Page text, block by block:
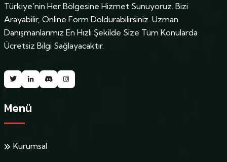
Türkiye'nin Her Bölgesine Hizmet Sunuyoruz. Bizi
Arayabilir, Online Form Doldurabilirsiniz. Uzman
Danışmanlarımız En Hızlı Şekilde Size Tüm Konularda
Ücretsiz Bilgi Sağlayacaktır.
Menü
Kurumsal